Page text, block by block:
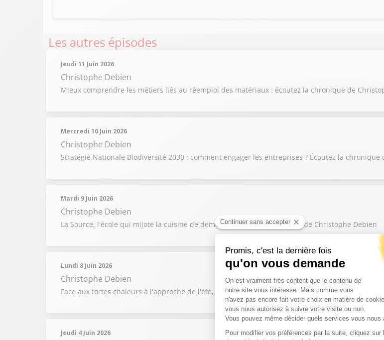
Les autres épisodes
Jeudi 11 Juin 2026
Christophe Debien
Mieux comprendre les métiers liés au réemploi des matériaux : écoutez la chronique de
Mercredi 10 Juin 2026
Christophe Debien
Stratégie Nationale Biodiversité 2030 : comment engager les entreprises ? Écoutez la chronique
Mardi 9 Juin 2026
Christophe Debien
La Source, l'école qui mijote la cuisine de demain : écoutez la chronique de Christophe Debien
Lundi 8 Juin 2026
Christophe Debien
Face aux fortes chaleurs à l'approche de l'été, les villes tentent d'équiper leurs espaces publics
Jeudi 4 Juin 2026